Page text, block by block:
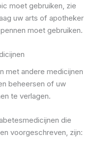
moet gebruiken, zie
uw arts of apotheker
moet gebruiken.
met andere medicijnen
beheersen of uw
te verlagen.
die
voorgeschreven, zijn: